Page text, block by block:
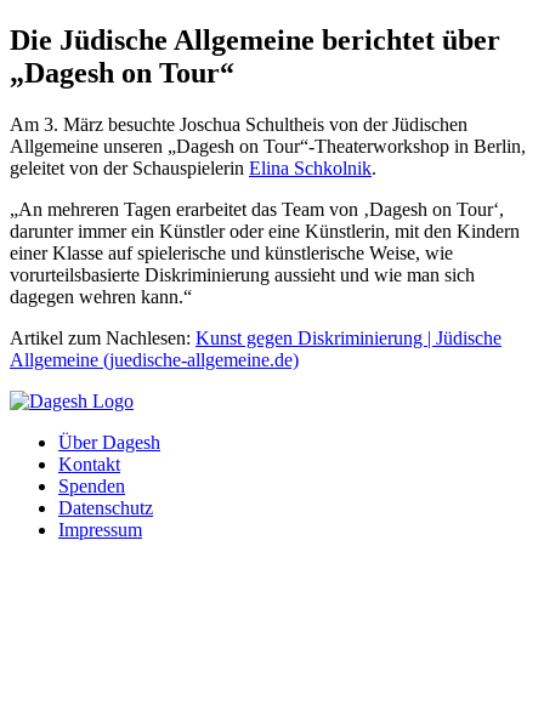
Die Jüdische Allgemeine berichtet über
„Dagesh on Tour“
Am 3. März besuchte Joschua Schultheis von der Jüdischen
Allgemeine unseren „Dagesh on Tour“-Theaterworkshop in Berlin,
geleitet von der Schauspielerin Elina Schkolnik.
„An mehreren Tagen erarbeitet das Team von ‚Dagesh on Tour‘,
darunter immer ein Künstler oder eine Künstlerin, mit den Kindern
einer Klasse auf spielerische und künstlerische Weise, wie
vorurteilsbasierte Diskriminierung aussieht und wie man sich
dagegen wehren kann.“
Artikel zum Nachlesen: Kunst gegen Diskriminierung | Jüdische
Allgemeine (juedische-allgemeine.de)
Über Dagesh
Kontakt
Spenden
Datenschutz
Impressum